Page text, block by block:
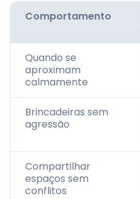
Comportamento
Quando se
aproximam
calmamente
Brincadeiras sem
agressão
Compartilhar
espaços sem
conflitos